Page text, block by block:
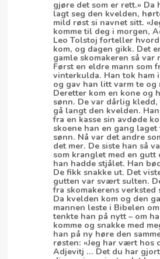
gjøre det som er rett.» Da
lagt seg den kvelden,
mild røst si navnet sitt.
komme til deg i morgen,
Leo Tolstoj forteller
kom, og dagen gikk. Det
gamle skomakeren så var
Først en eldre mann som
vinterkulda. Han tok ham
og gav han litt varm te og
Deretter kom en kone og
sønn. De var dårlig kledd,
gå langt den kvelden.
fra en kasse sin avdøde
skoene han en gang
sønn. Nå var det andre
det mer. De siste han så
som kranglet med en gutt
han hadde stjålet. Han
De fikk snakke ut. Det
gutten var svært sulten.
fra skomakerens verksted
Da kvelden kom og den
mannen leste i Bibelen om
tenkte han på nytt – om
komme og snakke med
han på ny høre den
røsten: «Jeg har vært hos
Adjevitj … Det du har